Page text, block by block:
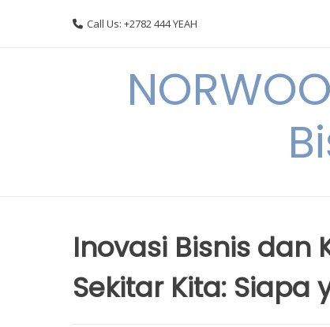
Call Us: +2782 444 YEAH
Inovasi Bisnis dan
Sekitar Kita: Siapa